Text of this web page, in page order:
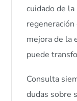
cuidado de
mejora de la
puede
Consulta
dudas sobre